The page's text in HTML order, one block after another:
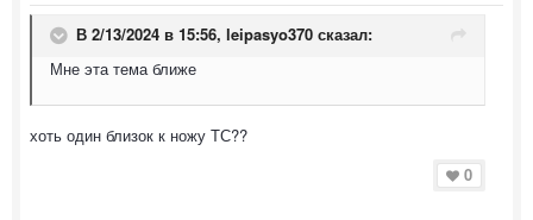
В 2/13/2024 в 15:56, leipasyo370 сказал:
Мне эта тема ближе
хоть один близок к ножу ТС??
0